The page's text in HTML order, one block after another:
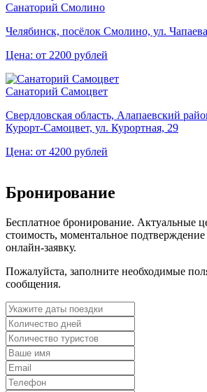
Санаторий Смолино
Челябинск, посёлок Смолино, ул.
Цена: от 2200 рублей
Санаторий Самоцвет
Свердловская область, Алапаевский
Курорт‑Самоцвет, ул. Курортная, 29
Цена: от 4200 рублей
Бронирование
Бесплатное бронирование. Актуальные
стоимость, моментальное подтверждение
онлайн-заявку.
Пожалуйста, заполните необходимые
сообщения.